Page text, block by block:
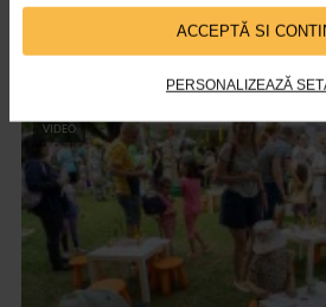
ACCEPTĂ SI
PERSONALIZEAZĂ
Galei ”Seniori de Colecție”,
VIDEO